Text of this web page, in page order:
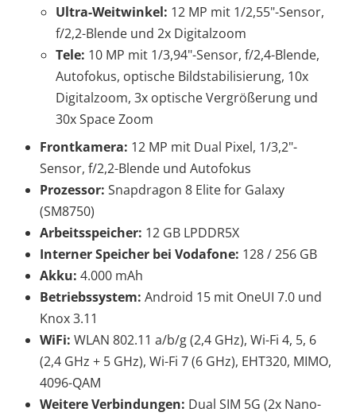
Ultra-Weitwinkel: 12 MP mit 1/2,55"-Sensor,
f/2,2-Blende und 2x Digitalzoom
Tele: 10 MP mit 1/3,94"-Sensor, f/2,4-Blende,
Autofokus, optische Bildstabilisierung, 10x
Digitalzoom, 3x optische Vergrößerung und
30x Space Zoom
Frontkamera: 12 MP mit Dual Pixel, 1/3,2"-
Sensor, f/2,2-Blende und Autofokus
Prozessor: Snapdragon 8 Elite for Galaxy
(SM8750)
Arbeitsspeicher: 12 GB LPDDR5X
Interner Speicher bei Vodafone: 128 / 256 GB
Akku: 4.000 mAh
Betriebssystem: Android 15 mit OneUI 7.0 und
Knox 3.11
WiFi: WLAN 802.11 a/b/g (2,4 GHz), Wi-Fi 4, 5, 6
(2,4 GHz + 5 GHz), Wi-Fi 7 (6 GHz), EHT320, MIMO,
4096-QAM
Weitere Verbindungen: Dual SIM 5G (2x Nano-